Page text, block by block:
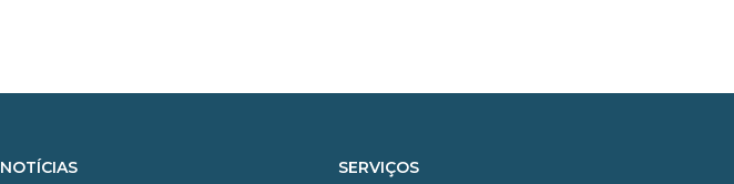
NOTÍCIAS
SERVIÇOS